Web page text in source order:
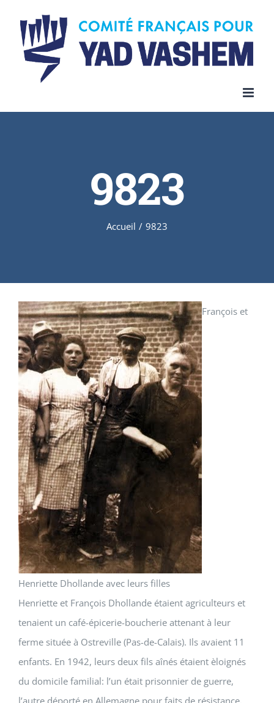
content
9823
Accueil / 9823
François et
Henriette Dhollande avec leurs filles
Henriette et François Dhollande étaient agriculteurs et
tenaient un café-épicerie-boucherie attenant à leur
ferme située à Ostreville (Pas-de-Calais). Ils avaient 11
enfants. En 1942, leurs deux fils aînés étaient èloignés
du domicile familial: l’un était prisonnier de guerre,